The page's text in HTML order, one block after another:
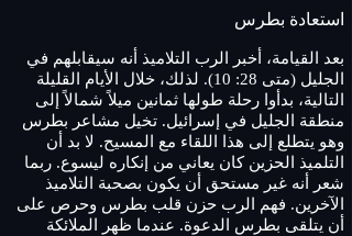
استعادة بطرس
بعد القيامة، أخبر الرب التلاميذ أنه سيقابلهم في
الجليل (متى 28: 10). لذلك، خلال الأيام القليلة
التالية، بدأوا رحلة طولها ثمانين ميلاً شمالاً إلى
منطقة الجليل في إسرائيل. تخيل مشاعر بطرس
وهو يتطلع إلى هذا اللقاء مع المسيح. لا بد أن
التلميذ الحزين كان يعاني من إنكاره ليسوع. ربما
شعر أنه غير مستحق أن يكون بصحبة التلاميذ
الآخرين. فهم الرب حزن قلب بطرس وحرص على
أن يتلقى بطرس الدعوة. عندما ظهر الملائكة